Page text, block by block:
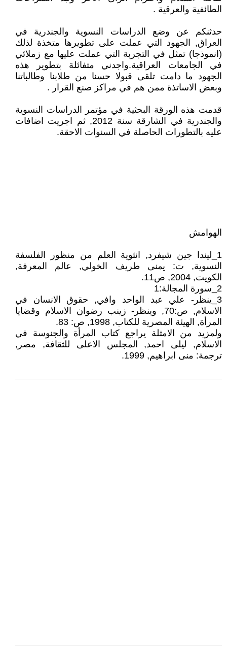
الطائفية والعرقية .
حدثنكم عن وضع الدراسات النسوية والجندرية في
العراق, الجهود التي عملت على تطويرها متخذة لذلك
(انموذجا) تمثل في التجربة التي عملت عليها مع زملائي
في الجامعات العراقية.واجدني متفائلة بتطوير هذه
الجهود ما دامت تلقى قبولا حسنا من طلابنا وطالباتنا
وبعض الاساتذة ممن هم في مراكز صنع القرار .
قدمت هذه الورقة البحثية في مؤتمر الدراسات النسوية
والجندرية في الشارقة سنة 2012, ثم اجريت اضافات
عليه بالتطورات الحاصلة في السنوات الاحقة.
الهوامش
1_ليندا جين شيفرد, انثوية العلم من منظور الفلسفة
النسوية, ت: يمنى طريف الخولي, عالم المعرفة,
الكويت, 2004, ص11.
2_سورة المجالة:1
3_ينظر- علي عبد الواحد وافي, حقوق الانسان في
الاسلام, ص:70, وينظر- زينب رضوان الاسلام وقضايا
المرأة, الهيئة المصرية للكتاب, 1998, ص: 83.
ولمزيد من الامثلة يراجع كتاب المرأة والجنوسة في
الاسلام, ليلى احمد, المجلس الاعلى للثقافة, مصر,
ترجمة: منى ابراهيم, 1999.